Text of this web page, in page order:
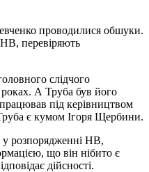
проводилися обшуки.
перевіряють
слідчого
А Труба був його
під керівництвом
є кумом Ігоря Щербини.
у розпорядженні НВ,
що він нібито є
дійсності.